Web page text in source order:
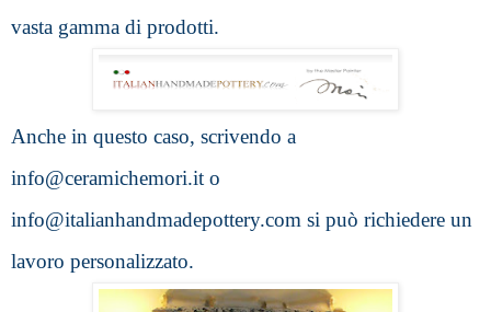
vasta gamma di prodotti.
Anche in questo caso, scrivendo a
info@ceramichemori.it o
info@italianhandmadepottery.com si può richiedere un
lavoro personalizzato.